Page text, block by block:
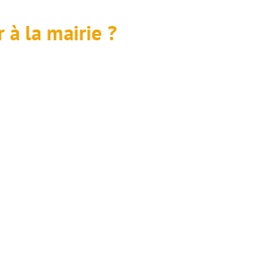
à la mairie ?